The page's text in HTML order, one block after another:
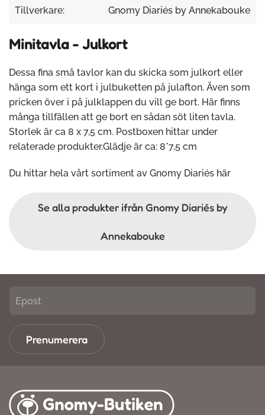
Tillverkare: Gnomy Diariés by Annekabouke
Minitavla - Julkort
Dessa fina små tavlor kan du skicka som julkort eller
hänga som ett kort i julbuketten på julafton. Även som
pricken över i på julklappen du vill ge bort. Här finns
många tillfällen att ge bort en sådan söt liten tavla.
Storlek är ca 8 x 7,5 cm. Postboxen hittar under
relaterade produkter.Glädje är ca: 8*7,5 cm
Du hittar hela vårt sortiment av Gnomy Diariés här
Se alla produkter ifrån Gnomy Diariés by
Annekabouke
Prenumerera